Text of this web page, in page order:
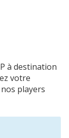
à destination
votre
players